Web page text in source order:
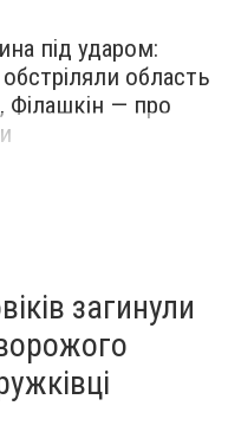
під ударом:
область
Філашкін — про
загинули